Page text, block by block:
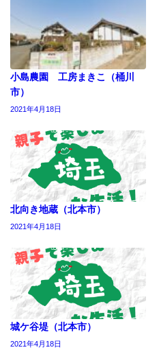
小島農園 工房まきこ（桶川
市）
2021年4月18日
北向き地蔵（北本市）
2021年4月18日
城ケ谷堤（北本市）
2021年4月18日